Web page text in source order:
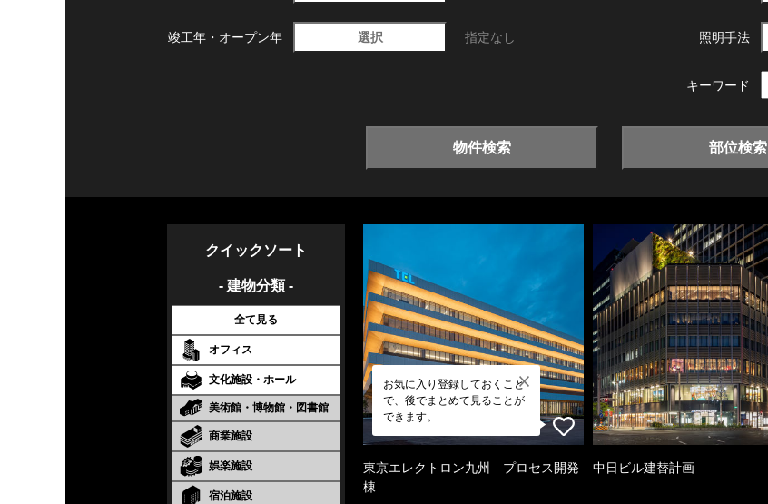
竣工年・ オープン年 選択 指定なし 照明手法
キーワード
物件検索 部位検索
クイックソート
- 建物分類 -
全て見る
オフィス
文化施設・ホール
美術館・博物館・図書館
商業施設
娯楽施設
宿泊施設
お気に入り登録しておくこと
で、後でまとめて見ることが
できます。
東京エレクトロン九州 プロセス開発
棟
中日ビル建替計画